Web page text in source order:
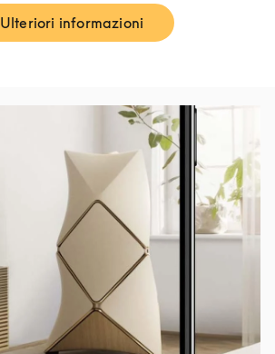
Ulteriori informazioniLink Opens in New Tab